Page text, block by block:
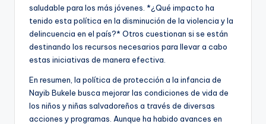
saludable para los más jóvenes. *¿Qué impacto ha
tenido esta política en la disminución de la violencia y la
delincuencia en el país?* Otros cuestionan si se están
destinando los recursos necesarios para llevar a cabo
estas iniciativas de manera efectiva.
En resumen, la política de protección a la infancia de
Nayib Bukele busca mejorar las condiciones de vida de
los niños y niñas salvadoreños a través de diversas
acciones y programas. Aunque ha habido avances en